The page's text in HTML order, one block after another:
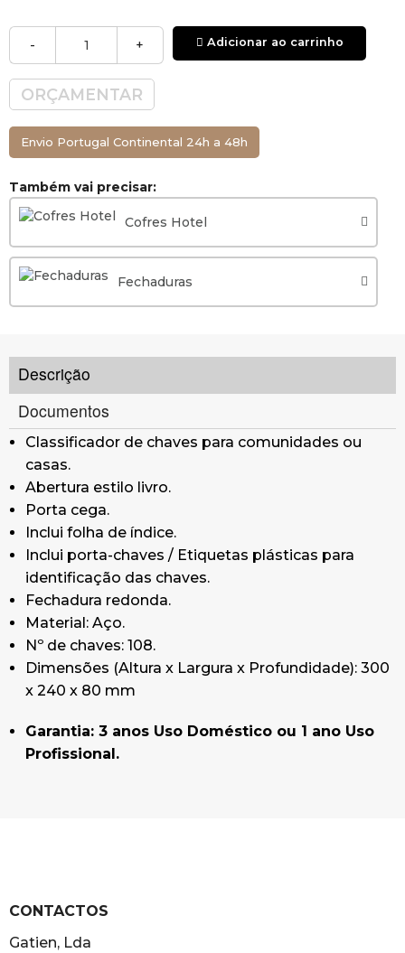
Fechadura redonda.
Material: Aço.
Nº de chaves: 108.
Dimensões (Altura x Largura
x Profundidade): 300 x 240 x 80 mm
Profissional.
- + Adicionar ao carrinho
ORÇAMENTAR
Envio Portugal Continental 24h a 48h
Também vai precisar:
Cofres Hotel
Fechaduras
Descrição
Documentos
Classificador de chaves para comunidades ou
casas.
Abertura estilo livro.
Porta cega.
Inclui folha de índice.
Inclui porta-chaves / Etiquetas plásticas para
identificação das chaves.
Fechadura redonda.
Material: Aço.
Nº de chaves: 108.
Dimensões (Altura x Largura x Profundidade): 300
x 240 x 80 mm
Garantia: 3 anos Uso Doméstico ou 1 ano Uso
Profissional.
CONTACTOS
Gatien, Lda